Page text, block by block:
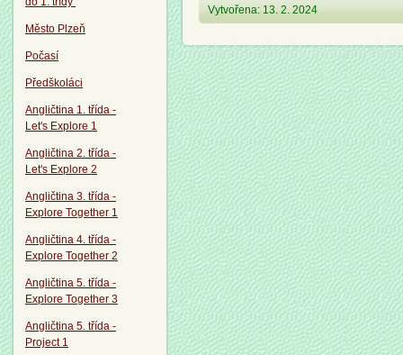
Vytvořena: 13. 2. 2024
Město Plzeň
Počasí
Předškoláci
Angličtina 1. třída -
Let's Explore 1
Angličtina 2. třída -
Let's Explore 2
Angličtina 3. třída -
Explore Together 1
Angličtina 4. třída -
Explore Together 2
Angličtina 5. třída -
Explore Together 3
Angličtina 5. třída -
Project 1